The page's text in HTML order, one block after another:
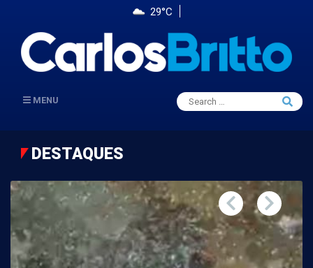
29°C
MENU
Search
for:
Search
DESTAQUES